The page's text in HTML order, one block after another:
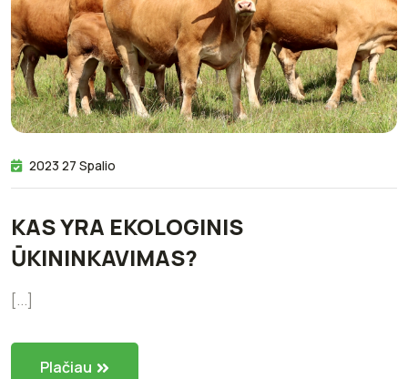
2023 27 Spalio
KAS YRA EKOLOGINIS
ŪKININKAVIMAS?
[...]
Plačiau